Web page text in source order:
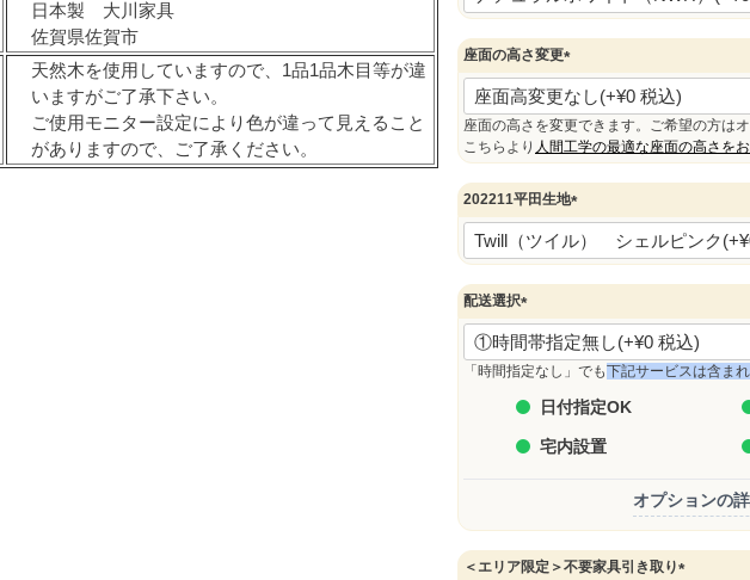
日本製 大川家具
佐賀県佐賀市
天然木を使用していますので、1品1品木目等が違
いますがご了承下さい。
ご使用モニター設定により色が違って見えること
がありますので、ご了承ください。
須
)
座面の高さ変更
(
必
須
)
座面の高さを変更できます。ご希望の方は
こちらより 人間工学の最適な座面の高さを
202211平田生地
(
必
須
)
配送選択
(
必
須
「時間指定なし」でも下記サービスは含ま
日付指定OK
宅内設置
オプションの
＜エリア限定＞不要家具引き取り